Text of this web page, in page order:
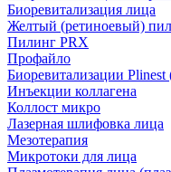
Биоревитализация лица
Желтый (ретиноевый)
Пилинг PRX
Профайло
Биоревитализации Plinest
Инъекции коллагена
Коллост микро
Лазерная шлифовка лица
Мезотерапия
Микротоки для лица